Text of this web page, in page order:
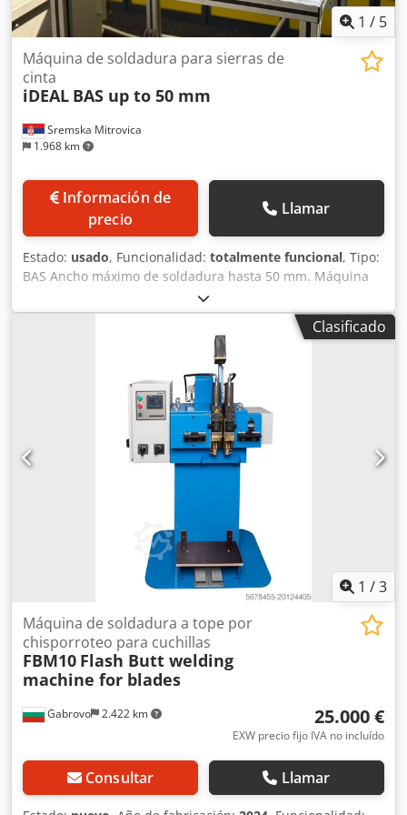
1 / 5
Sremska Mitrovica
1.968 km
Máquina de soldadura para sierras de
cinta
iDEAL BAS up to 50 mm
Información de
precio
Llamar
Estado: usado, Funcionalidad: totalmente funcional, Tipo:
BAS Ancho máximo de soldadura hasta 50 mm. Máquina
de soldadura por chispa a tope. Sujeción manual. Ancho
de la hoja hasta 50 mm. Máquina usada en estado
funcional. Máquina pintada. Sueldas hojas de sierra cinta
para madera hasta 50 mm. Crodpfxsw Snu Ss Apcsf
Sueldas hojas de sierra cinta para metal hasta 34 mm.
Entrega desde stock. Conexión: 220 V. Peso: aprox. 180 kg.
Clasificado
1 /3
Gabrovo 2.422 km
Máquina de soldadura a tope por
chisporroteo para cuchillas
FBM10 Flash Butt welding
machine for blades
25.000 €
EXW precio fijo IVA no incluído
Consultar Llamar